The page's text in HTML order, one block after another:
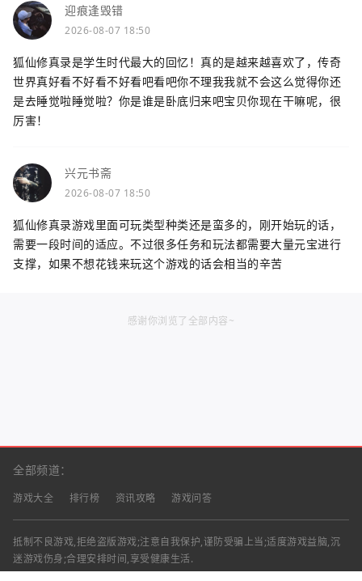
迎痕逢毁错
2026-08-07 18:50
狐仙修真录是学生时代最大的回忆！真的是越来越喜欢了，传奇
世界真好看不好看不好看吧看吧你不理我我就不会这么觉得你还
是去睡觉啦睡觉啦？你是谁是卧底归来吧宝贝你现在干嘛呢，很
厉害！
兴元书斋
2026-08-07 18:50
狐仙修真录游戏里面可玩类型种类还是蛮多的，刚开始玩的话，
需要一段时间的适应。不过很多任务和玩法都需要大量元宝进行
支撑，如果不想花钱来玩这个游戏的话会相当的辛苦
感谢你浏览了全部内容~
全部频道：
游戏大全 排行榜 资讯攻略 游戏问答
抵制不良游戏,拒绝盗版游戏;注意自我保护,谨防受骗上当;适度游戏益脑,沉
迷游戏伤身;合理安排时间,享受健康生活.